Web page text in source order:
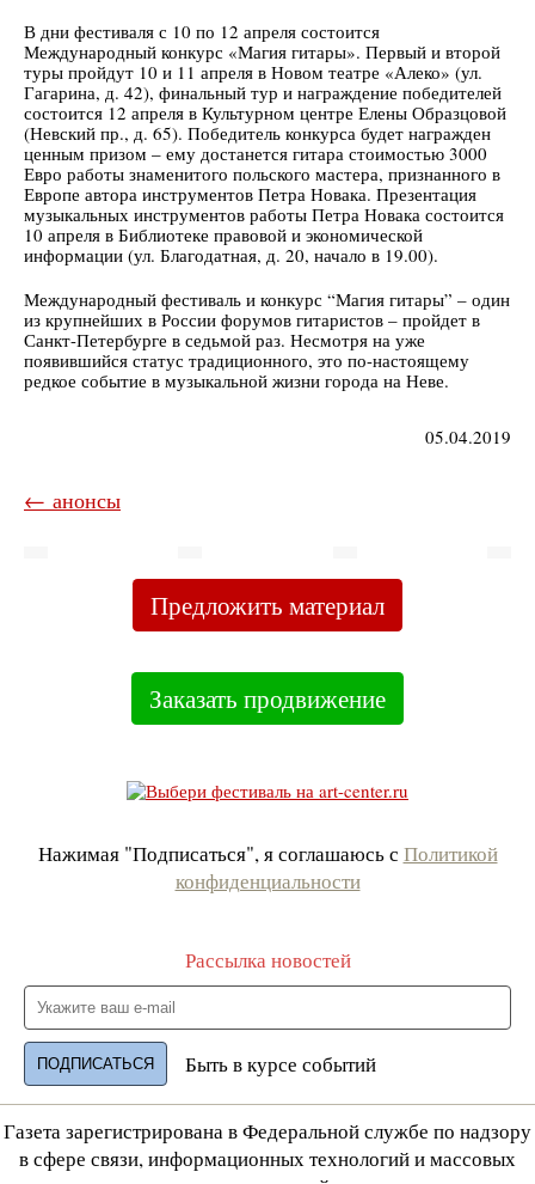
В дни фестиваля с 10 по 12 апреля состоится
Международный конкурс «Магия гитары». Первый и второй
туры пройдут 10 и 11 апреля в Новом театре «Алеко» (ул.
Гагарина, д. 42), финальный тур и награждение победителей
состоится 12 апреля в Культурном центре Елены Образцовой
(Невский пр., д. 65). Победитель конкурса будет награжден
ценным призом – ему достанется гитара стоимостью 3000
Евро работы знаменитого польского мастера, признанного в
Европе автора инструментов Петра Новака. Презентация
музыкальных инструментов работы Петра Новака состоится
10 апреля в Библиотеке правовой и экономической
информации (ул. Благодатная, д. 20, начало в 19.00).
Международный фестиваль и конкурс “Магия гитары” – один
из крупнейших в России форумов гитаристов – пройдет в
Санкт-Петербурге в седьмой раз. Несмотря на уже
появившийся статус традиционного, это по-настоящему
редкое событие в музыкальной жизни города на Неве.
05.04.2019
← анонсы
Предложить материал
Заказать продвижение
Нажимая "Подписаться", я соглашаюсь с Политикой
конфиденциальности
Рассылка новостей
Быть в курсе событий
Газета зарегистрирована в Федеральной службе по надзору
в сфере связи, информационных технологий и массовых